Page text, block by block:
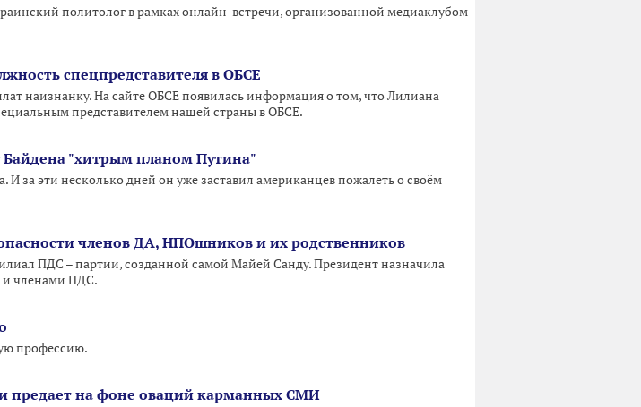
политолог в рамках онлайн-встречи, организованной медиаклубом
спецпредставителя в ОБСЕ
наизнанку. На сайте ОБСЕ появилась информация о том, что Лилиана
представителем нашей страны в ОБСЕ.
"хитрым планом Путина"
И за эти несколько дней он уже заставил американцев пожалеть о своём
членов ДА, НПОшников и их родственников
ПДС – партии, созданной самой Майей Санду. Президент назначила
и членами ПДС.
профессию.
предает на фоне оваций карманных СМИ